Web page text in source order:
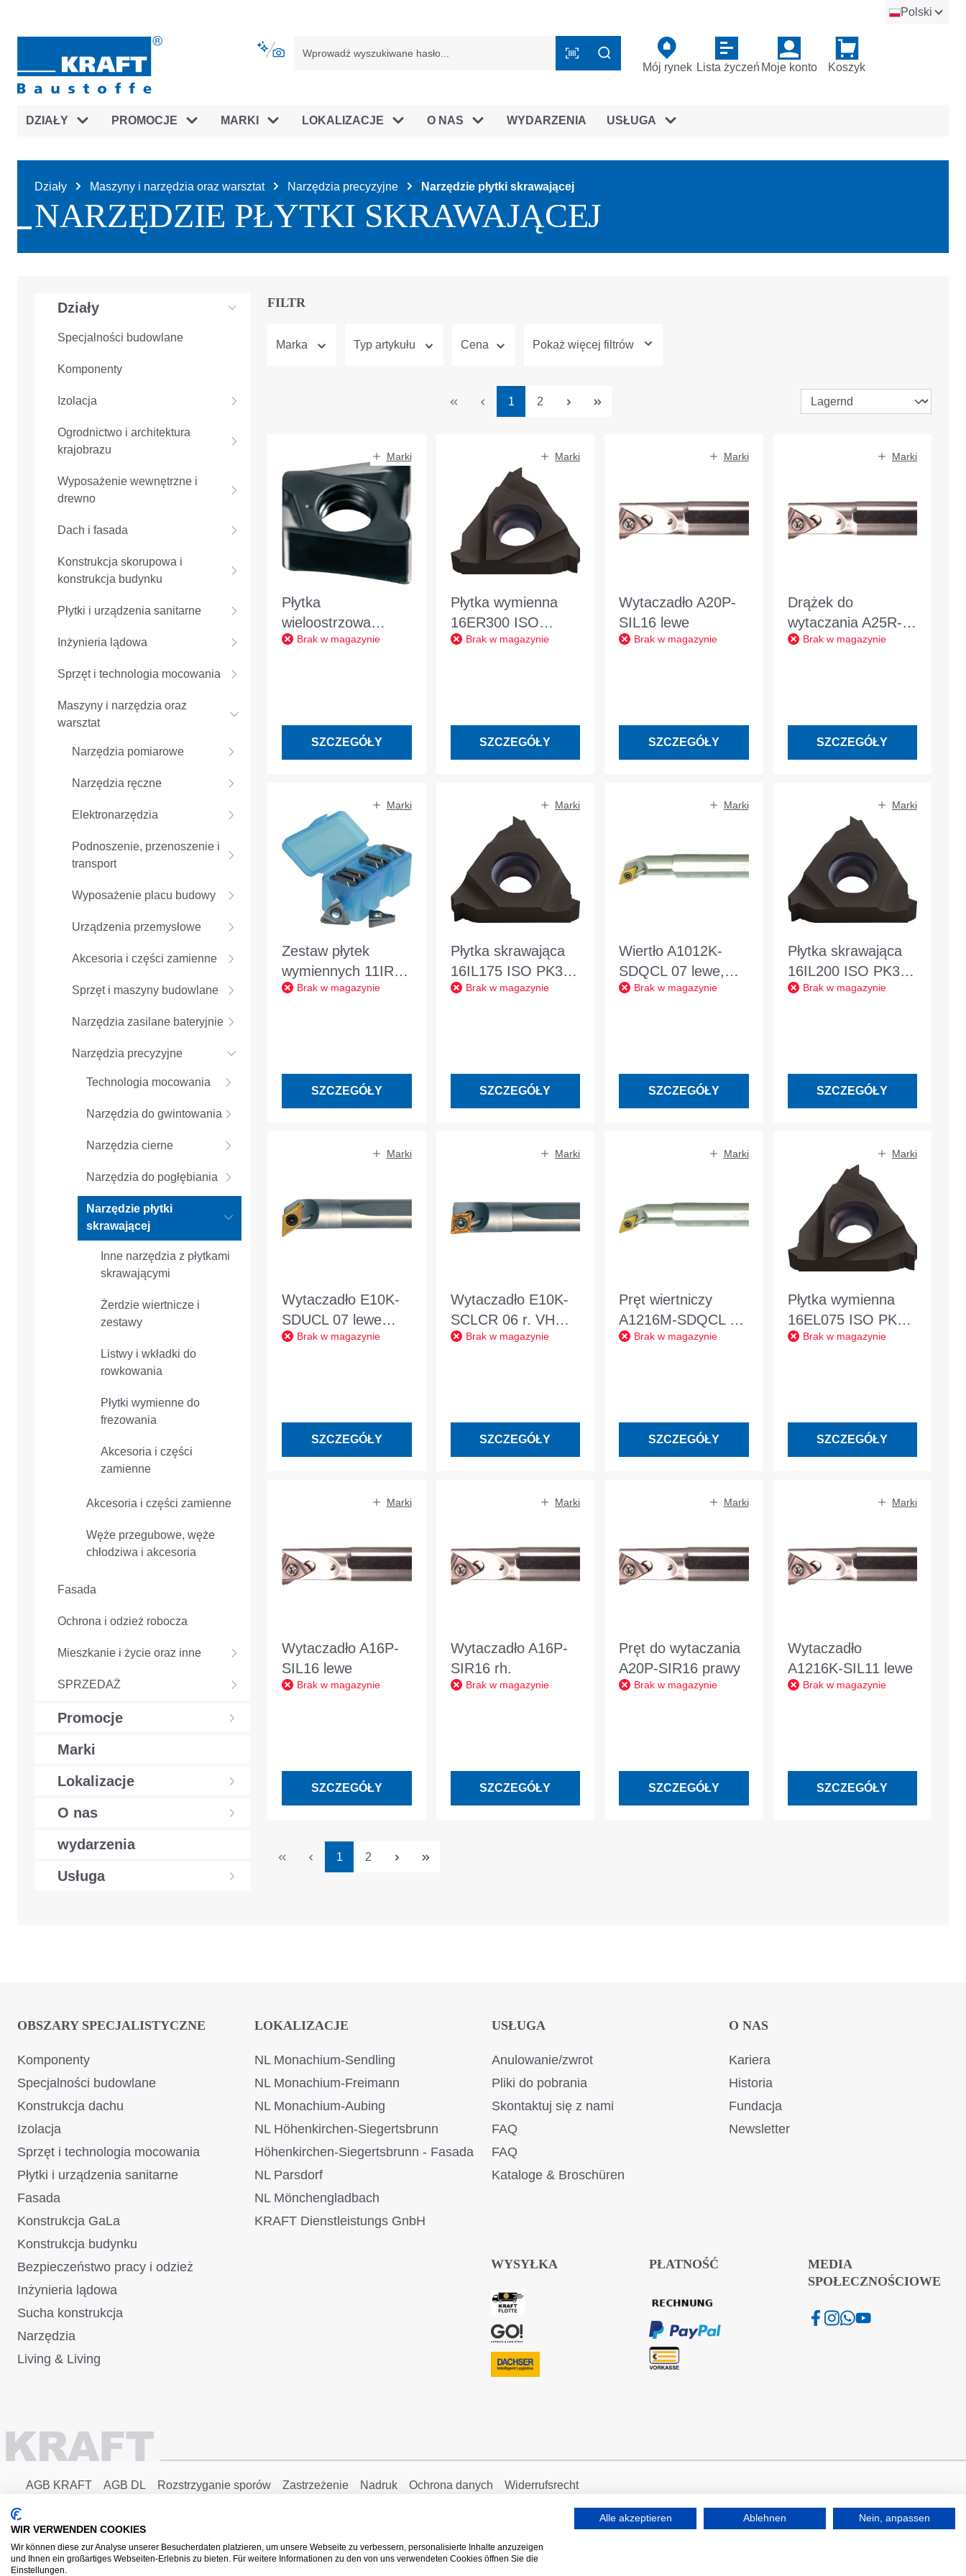
Polski
Mój rynek Lista życzeń Moje konto Koszyk
DZIAŁY PROMOCJE MARKI LOKALIZACJE O NAS WYDARZENIA USŁUGA
Działy Maszyny i narzędzia oraz warsztat Narzędzia precyzyjne Narzędzie płytki skrawającej
NARZĘDZIE PŁYTKI SKRAWAJĄCEJ
Działy
Specjalności budowlane
Komponenty
Izolacja
Ogrodnictwo i architektura
krajobrazu
Wyposażenie wewnętrzne i
drewno
Dach i fasada
Konstrukcja skorupowa i
konstrukcja budynku
Płytki i urządzenia sanitarne
Inżynieria lądowa
Sprzęt i technologia mocowania
Maszyny i narzędzia oraz
warsztat
Narzędzia pomiarowe
Narzędzia ręczne
Elektronarzędzia
Podnoszenie, przenoszenie i
transport
Wyposażenie placu budowy
Urządzenia przemysłowe
Akcesoria i części zamienne
Sprzęt i maszyny budowlane
Narzędzia zasilane bateryjnie
Narzędzia precyzyjne
Technologia mocowania
Narzędzia do gwintowania
Narzędzia cierne
Narzędzia do pogłębiania
Narzędzie płytki
skrawającej
Inne narzędzia z płytkami
skrawającymi
Żerdzie wiertnicze i
zestawy
Listwy i wkładki do
rowkowania
Płytki wymienne do
frezowania
Akcesoria i części
zamienne
Akcesoria i części zamienne
Węże przegubowe, węże
chłodziwa i akcesoria
Fasada
Ochrona i odzież robocza
Mieszkanie i życie oraz inne
SPRZEDAŻ
Promocje
Marki
Lokalizacje
O nas
wydarzenia
Usługa
FILTR
Marka Typ artykułu Cena Pokaż więcej filtrów
Strona
1 Strona
2
Marki
Płytka
wieloostrzowa
LNGJ120508-M
Brak w magazynie
SZCZEGÓŁY
Marki
Płytka wymienna
16ER300 ISO
MS35 do toczenia
Brak w magazynie
SZCZEGÓŁY
Marki
Wytaczadło A20P-
SIL16 lewe
Brak w magazynie
SZCZEGÓŁY
Marki
Drążek do
wytaczania A25R-
SIR16 prawy
Brak w magazynie
SZCZEGÓŁY
Marki
Zestaw płytek
wymiennych 11IR
10 szt. prawe
Brak w magazynie
SZCZEGÓŁY
Marki
Płytka skrawająca
16IL175 ISO PK30
do toczenia
Brak w magazynie
SZCZEGÓŁY
Marki
Wiertło A1012K-
SDQCL 07 lewe,
niklowane w. IK
Brak w magazynie
SZCZEGÓŁY
Marki
Płytka skrawająca
16IL200 ISO PK30
do toczenia
Brak w magazynie
SZCZEGÓŁY
Marki
Wytaczadło E10K-
SDUCL 07 lewe
VHM w. IK
Brak w magazynie
SZCZEGÓŁY
Marki
Wytaczadło E10K-
SCLCR 06 r. VHM
w. IKBrak w magazynie
SZCZEGÓŁY
Marki
Pręt wiertniczy
A1216M-SDQCL 07
lewy, niklowany w.
Brak w magazynie
SZCZEGÓŁY
Marki
Płytka wymienna
16EL075 ISO PK30
do toczenia
Brak w magazynie
SZCZEGÓŁY
Marki
Wytaczadło A16P-
SIL16 lewe
Brak w magazynie
SZCZEGÓŁY
Marki
Wytaczadło A16P-
SIR16 rh.
Brak w magazynie
SZCZEGÓŁY
Marki
Pręt do wytaczania
A20P-SIR16 prawy
Brak w magazynie
SZCZEGÓŁY
Marki
Wytaczadło
A1216K-SIL11 lewe
Brak w magazynie
SZCZEGÓŁY
Strona
1 Strona
2
OBSZARY SPECJALISTYCZNE
Komponenty
Specjalności budowlane
Konstrukcja dachu
Izolacja
Sprzęt i technologia mocowania
Płytki i urządzenia sanitarne
Fasada
Konstrukcja GaLa
Konstrukcja budynku
Bezpieczeństwo pracy i odzież
Inżynieria lądowa
Sucha konstrukcja
Narzędzia
Living & Living
LOKALIZACJE
NL Monachium-Sendling
NL Monachium-Freimann
NL Monachium-Aubing
NL Höhenkirchen-Siegertsbrunn
Höhenkirchen-Siegertsbrunn - Fasada
NL Parsdorf
NL Mönchengladbach
KRAFT Dienstleistungs GnbH
USŁUGA
Anulowanie/zwrot
Pliki do pobrania
Skontaktuj się z nami
FAQ
FAQ
Kataloge & Broschüren
O NAS
Kariera
Historia
Fundacja
Newsletter
WYSYŁKA PŁATNOŚĆ
MEDIA
SPOŁECZNOŚCIOWE
AGB KRAFT AGB DL Rozstrzyganie sporów Zastrzeżenie Nadruk Ochrona danych Widerrufsrecht
WIR VERWENDEN COOKIES
Wir können diese zur Analyse unserer Besucherdaten platzieren, um unsere Webseite zu verbessern, personalisierte Inhalte anzuzeigen
und Ihnen ein großartiges Webseiten-Erlebnis zu bieten. Für weitere Informationen zu den von uns verwendeten Cookies öffnen Sie die
Einstellungen.
Alle akzeptieren Ablehnen Nein, anpassen